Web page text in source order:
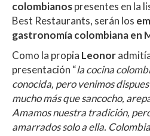
colombianospresentes en la
Best Restaurants, serán los
gastronomía colombiana en
Como la propia Leonor
presentación “la cocina
conocida, pero venimos
mucho más que sancocho,
Amamos nuestra tradición,
amarrados solo a ella.